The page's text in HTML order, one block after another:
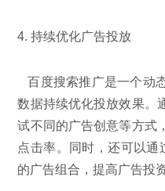
4. 持续优化广告投放
百度搜索推广是一个动
数据持续优化投放效果。
试不同的广告创意等方式
点击率。同时，还可以
的广告组合，提高广告投